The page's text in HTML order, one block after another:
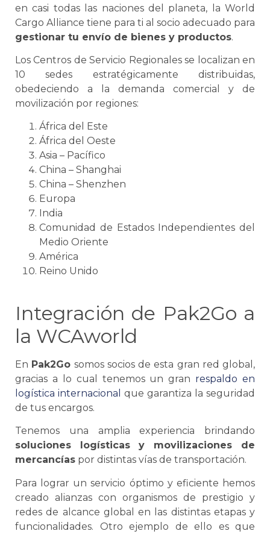
en casi todas las naciones del planeta, la World
Cargo Alliance tiene para ti al socio adecuado para
gestionar tu envío de bienes y productos.
Los Centros de Servicio Regionalesse localizan en
10 sedes estratégicamente distribuidas,
obedeciendo a la demanda comercial y de
movilización por regiones:
África del Este
África del Oeste
Asia – Pacífico
China – Shanghai
China – Shenzhen
Europa
India
Comunidad de Estados Independientes del
Medio Oriente
América
Reino Unido
Integración de Pak2Go a
la WCAworld
En Pak2Go somos socios de esta gran red global,
gracias a lo cual tenemos un gran respaldo en
logística internacional que garantiza la seguridad
de tus encargos.
Tenemos una amplia experiencia brindando
soluciones logísticas
y movilizaciones de
mercancías por distintas vías de transportación.
Para lograr un servicio óptimo y eficiente hemos
creado alianzas con organismos de prestigio y
redes de alcance global en las distintas etapas y
funcionalidades. Otro ejemplo de ello es que